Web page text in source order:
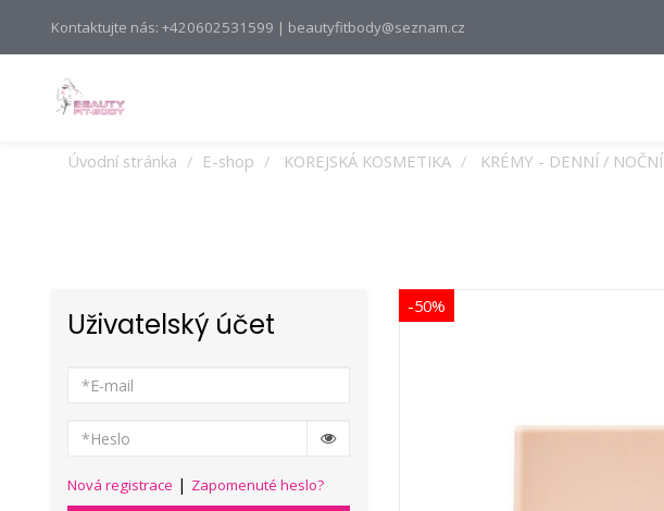
Kontaktujte nás: +420602531599 | beautyfitbody@seznam.cz
Úvodní stránka E-shop KOREJSKÁ KOSMETIKA KRÉMY - DENNÍ / NOČNÍ
Uživatelský účet
Nová registrace | Zapomenuté heslo?
-50%